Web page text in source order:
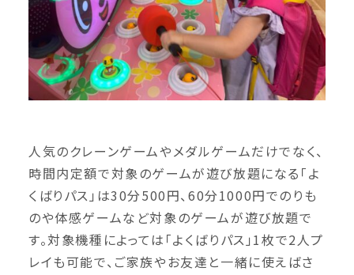
人気のクレーンゲームやメダルゲームだけでなく、
時間内定額で対象のゲームが遊び放題になる「よ
くばりパス」は30分500円、60分1000円でのりも
のや体感ゲームなど対象のゲームが遊び放題で
す。対象機種によっては「よくばりパス」1枚で2人プ
レイも可能で、ご家族やお友達と一緒に使えばさ